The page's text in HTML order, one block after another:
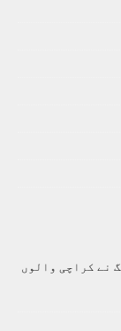
نے کراچی والوں